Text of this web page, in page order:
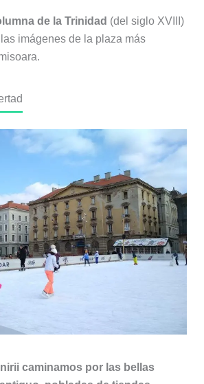
de la Trinidad (del siglo XVIII)
imágenes de la plaza más
caminamos por las bellas